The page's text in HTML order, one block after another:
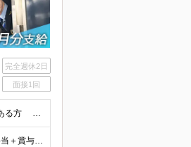
完全週休2日
面接1回
★未経験OK・第二新卒歓迎・20代30代活躍★ ☆高卒以上 ☆社会人経験（就労経験）がある方 業界・ポジション・年数は不問です！ 「誰もが知る大手企業で働きたい」 「1人より、チームで仕事がした
★賞与5.42ヶ月分支給予定あり！ （大卒以上）月給24万1,692円～39万5,780円＋各種手当＋賞与2回 （高卒以上）月給22万2,662円～39万5,780円＋各種手当＋賞与2回 ※上記は